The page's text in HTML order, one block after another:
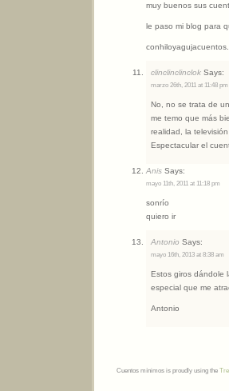
muy buenos sus
le paso mi blog para
clinclinclinclok Says:
marzo 26th, 2011 at 11:48 pm
No, no se trata de
me temo que más
realidad, la
Espectacular el
Anis Says:
mayo 11th, 2011 at 11:18 pm
sonrío
quiero ir
Antonio Says:
mayo 16th, 2013 at 8:38 am
Estos giros dándole
especial que me
Antonio
Cuentos mínimos is proudly using the